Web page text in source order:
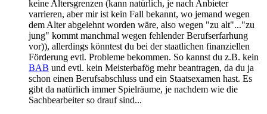
keine Altersgrenzen (kann natürlich, je nach Anbieter
varrieren, aber mir ist kein Fall bekannt, wo jemand wegen
dem Alter abgelehnt worden wäre, also wegen "zu alt"..."zu
jung" kommt manchmal wegen fehlender Berufserfarhung
vor)), allerdings könntest du bei der staatlichen finanziellen
Förderung evtl. Probleme bekommen. So kannst du z.B. kein
BAB und evtl. kein Meisterbafög mehr beantragen, da du ja
schon einen Berufsabschluss und ein Staatsexamen hast. Es
gibt da natürlich immer Spielräume, je nachdem wie die
Sachbearbeiter so drauf sind...